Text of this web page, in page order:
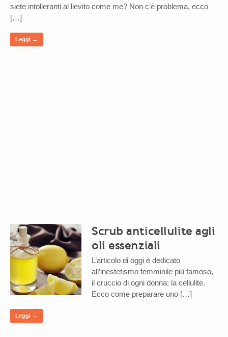
siete intolleranti al lievito come me? Non c’è problema, ecco
[…]
Leggi →
Scrub anticellulite agli
oli essenziali
L’articolo di oggi è dedicato
all’inestetismo femminile più famoso,
il cruccio di ogni donna: la cellulite.
Ecco come preparare uno […]
Leggi →